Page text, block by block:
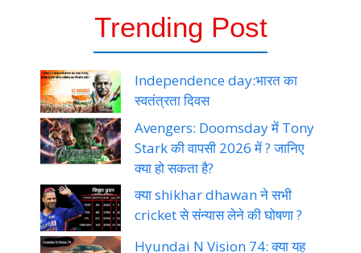
Trending Post
Independence day:भारत का
स्वतंत्रता दिवस
Avengers: Doomsday में Tony
Stark की वापसी 2026 में ? जानिए
क्या हो सकता है?
क्या shikhar dhawan ने सभी
cricket से संन्यास लेने की घोषणा ?
Hyundai N Vision 74: क्या यह